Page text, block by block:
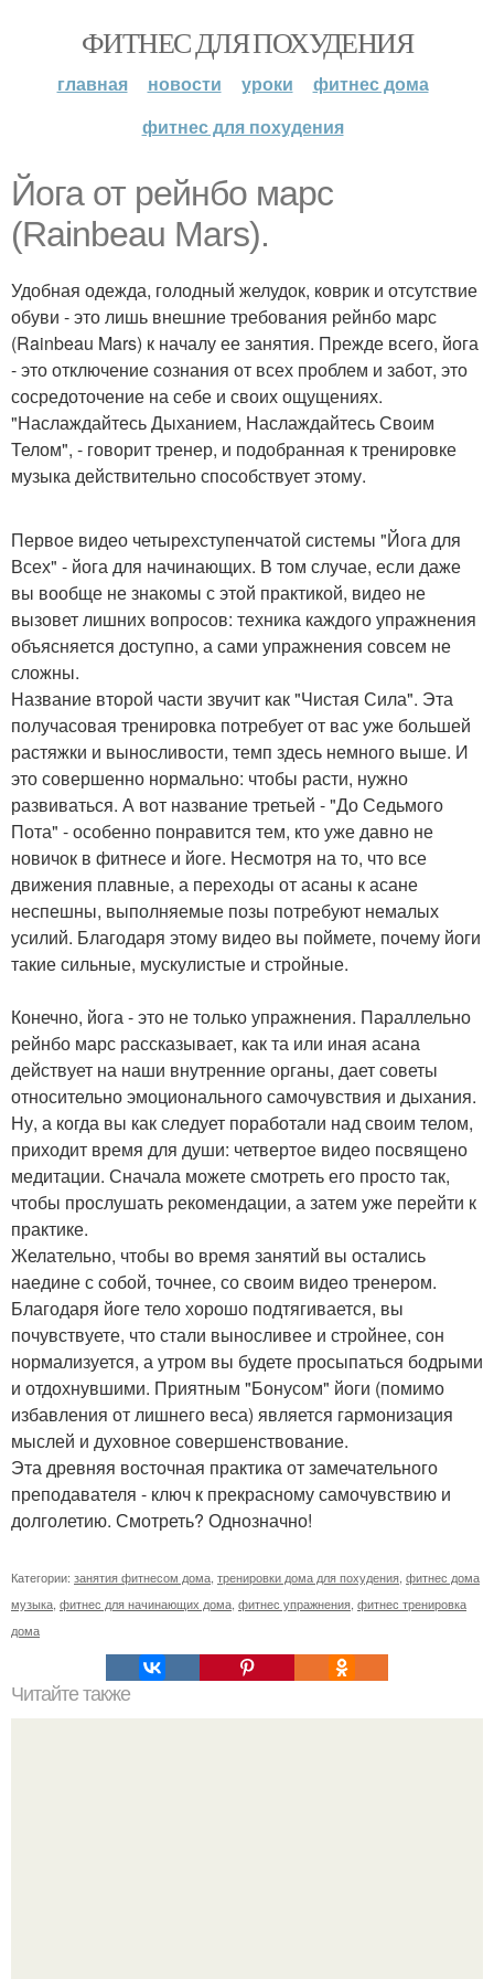
ФИТНЕС ДЛЯ ПОХУДЕНИЯ
главная новости уроки
фитнес дома
фитнес для похудения
Йога от рейнбо марс
(Rainbeau Mars).
Удобная одежда, голодный желудок, коврик и отсутствие
обуви - это лишь внешние требования рейнбо марс
(Rainbeau Mars) к началу ее занятия. Прежде всего, йога
- это отключение сознания от всех проблем и забот, это
сосредоточение на себе и своих ощущениях.
"Наслаждайтесь Дыханием, Наслаждайтесь Своим
Телом", - говорит тренер, и подобранная к тренировке
музыка действительно способствует этому.
Первое видео четырехступенчатой системы "Йога для
Всех" - йога для начинающих. В том случае, если даже
вы вообще не знакомы с этой практикой, видео не
вызовет лишних вопросов: техника каждого упражнения
объясняется доступно, а сами упражнения совсем не
сложны.
Название второй части звучит как "Чистая Сила". Эта
получасовая тренировка потребует от вас уже большей
растяжки и выносливости, темп здесь немного выше. И
это совершенно нормально: чтобы расти, нужно
развиваться. А вот название третьей - "До Седьмого
Пота" - особенно понравится тем, кто уже давно не
новичок в фитнесе и йоге. Несмотря на то, что все
движения плавные, а переходы от асаны к асане
неспешны, выполняемые позы потребуют немалых
усилий. Благодаря этому видео вы поймете, почему йоги
такие сильные, мускулистые и стройные.
Конечно, йога - это не только упражнения. Параллельно
рейнбо марс рассказывает, как та или иная асана
действует на наши внутренние органы, дает советы
относительно эмоционального самочувствия и дыхания.
Ну, а когда вы как следует поработали над своим телом,
приходит время для души: четвертое видео посвящено
медитации. Сначала можете смотреть его просто так,
чтобы прослушать рекомендации, а затем уже перейти к
практике.
Желательно, чтобы во время занятий вы остались
наедине с собой, точнее, со своим видео тренером.
Благодаря йоге тело хорошо подтягивается, вы
почувствуете, что стали выносливее и стройнее, сон
нормализуется, а утром вы будете просыпаться бодрыми
и отдохнувшими. Приятным "Бонусом" йоги (помимо
избавления от лишнего веса) является гармонизация
мыслей и духовное совершенствование.
Эта древняя восточная практика от замечательного
преподавателя - ключ к прекрасному самочувствию и
долголетию. Смотреть? Однозначно!
Категории: занятия фитнесом дома тренировки дома для похудения фитнес дома
музыка фитнес для начинающих дома фитнес упражнения фитнес тренировка
дома
Читайте также